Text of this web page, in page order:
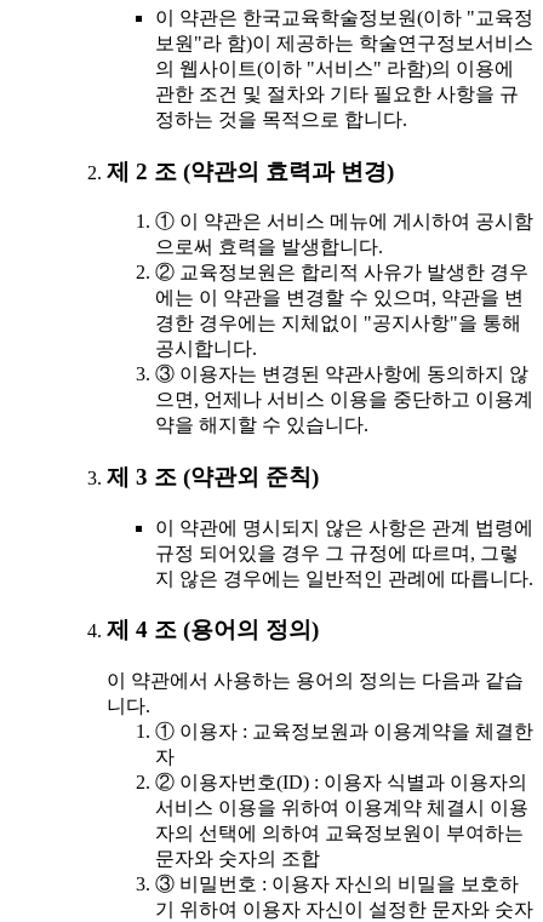
이 약관은 한국교육학술정보원(이하 "교육정
보원"라 함)이 제공하는 학술연구정보서비스
의 웹사이트(이하 "서비스" 라함)의 이용에
관한 조건 및 절차와 기타 필요한 사항을 규
정하는 것을 목적으로 합니다.
제 2 조 (약관의 효력과 변경)
① 이 약관은 서비스 메뉴에 게시하여 공시함
으로써 효력을 발생합니다.
② 교육정보원은 합리적 사유가 발생한 경우
에는 이 약관을 변경할 수 있으며, 약관을 변
경한 경우에는 지체없이 "공지사항"을 통해
공시합니다.
③ 이용자는 변경된 약관사항에 동의하지 않
으면, 언제나 서비스 이용을 중단하고 이용계
약을 해지할 수 있습니다.
제 3 조 (약관외 준칙)
이 약관에 명시되지 않은 사항은 관계 법령에
규정 되어있을 경우 그 규정에 따르며, 그렇
지 않은 경우에는 일반적인 관례에 따릅니다.
제 4 조 (용어의 정의)
이 약관에서 사용하는 용어의 정의는 다음과 같습
니다.
① 이용자 : 교육정보원과 이용계약을 체결한
자
② 이용자번호(ID) : 이용자 식별과 이용자의
서비스 이용을 위하여 이용계약 체결시 이용
자의 선택에 의하여 교육정보원이 부여하는
문자와 숫자의 조합
③ 비밀번호 : 이용자 자신의 비밀을 보호하
기 위하여 이용자 자신이 설정한 문자와 숫자